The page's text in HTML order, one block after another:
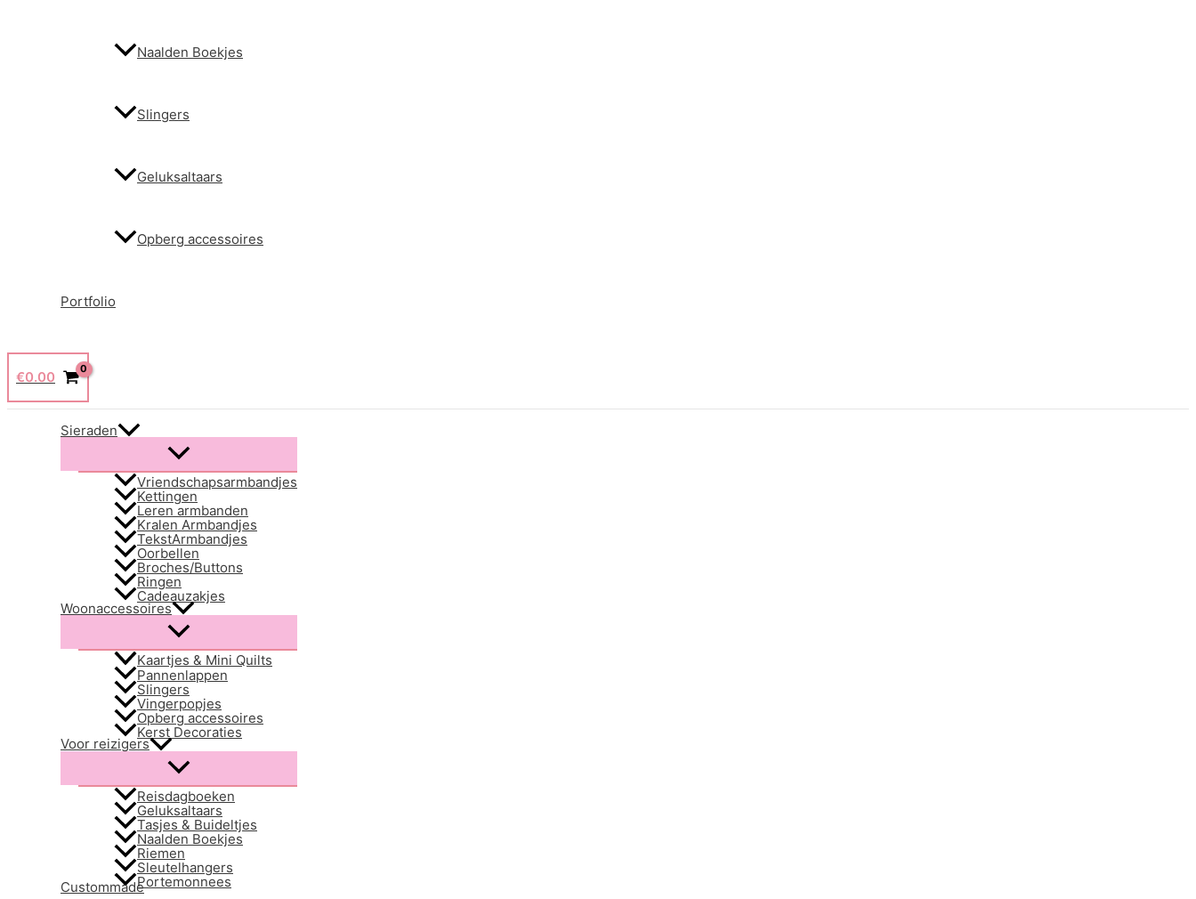
Naalden Boekjes
Slingers
Geluksaltaars
Opberg accessoires
Portfolio
€0.00
Sieraden
Menu
schakelen
Vriendschapsarmbandjes
Kettingen
Leren armbanden
Kralen Armbandjes
TekstArmbandjes
Oorbellen
Broches/Buttons
Ringen
Cadeauzakjes
Woonaccessoires
Menu
Kaartjes & Mini Quilts
Pannenlappen
Slingers
Vingerpopjes
Opberg accessoires
Kerst Decoraties
Voor reizigers
Menu
schakelen
Reisdagboeken
Geluksaltaars
Tasjes & Buideltjes
Naalden Boekjes
Riemen
Sleutelhangers
Portemonnees
Custommade